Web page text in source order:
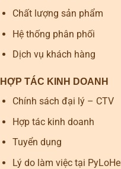
Chất lượng sản phẩm
Hệ thống phân phối
Dịch vụ khách hàng
HỢP TÁC KINH DOANH
Chính sách đại lý – CTV
Hợp tác kinh doanh
Tuyển dụng
Lý do làm việc tại